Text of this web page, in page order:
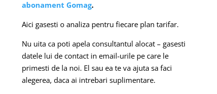
abonament Gomag.
Aici gasesti o analiza pentru fiecare plan tarifar.
Nu uita ca poti apela consultantul alocat – gasesti
datele lui de contact in email-urile pe care le
primesti de la noi. El sau ea te va ajuta sa faci
alegerea, daca ai intrebari suplimentare.